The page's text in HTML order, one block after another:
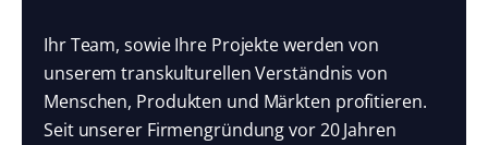
Ihr Team, sowie Ihre Projekte werden von
unserem transkulturellen Verständnis von
Menschen, Produkten und Märkten profitieren.
Seit unserer Firmengründung vor 20 Jahren